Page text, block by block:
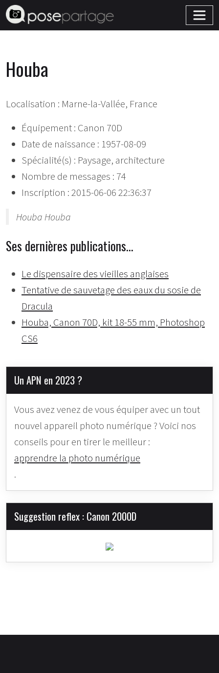
Houba
Localisation : Marne-la-Vallée, France
Équipement : Canon 70D
Date de naissance : 1957-08-09
Spécialité(s) : Paysage, architecture
Nombre de messages : 74
Inscription : 2015-06-06 22:36:37
Houba Houba
Ses dernières publications…
Le dispensaire des vieilles anglaises
Tentative de sauvetage des eaux du sosie de
Dracula
Houba, Canon 70D, kit 18-55 mm, Photoshop
CS6
Un APN en 2023 ?
Vous avez venez de vous équiper avec un tout
nouvel appareil photo numérique ? Voici nos
conseils pour en tirer le meilleur :
apprendre la photo numérique
.
Suggestion reflex : Canon 2000D